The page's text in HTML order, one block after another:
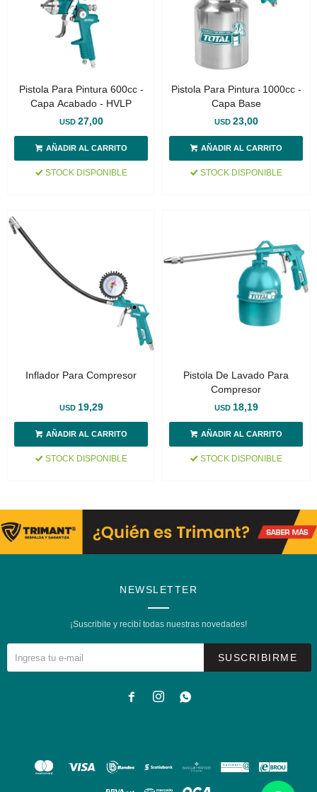
Pistola Para Pintura 600cc -
Capa Acabado - HVLP
USD 27,00
STOCK DISPONIBLE
Pistola Para Pintura 1000cc -
Capa Base
USD 23,00
STOCK DISPONIBLE
Inflador Para Compresor
USD 19,29
STOCK DISPONIBLE
Pistola De Lavado Para
Compresor
USD 18,19
STOCK DISPONIBLE
NEWSLETTER
¡Suscribite y recibí todas nuestras novedades!
SUSCRIBIRME
  